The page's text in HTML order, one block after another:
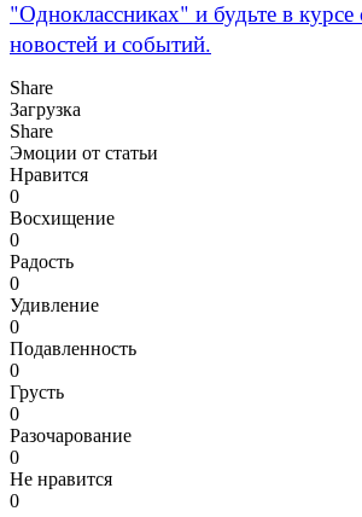
"Одноклассниках" и будьте в
новостей и событий.
Share
Загрузка
Share
Эмоции от статьи
Нравится
0
Восхищение
0
Радость
0
Удивление
0
Подавленность
0
Грусть
0
Разочарование
0
Не нравится
0